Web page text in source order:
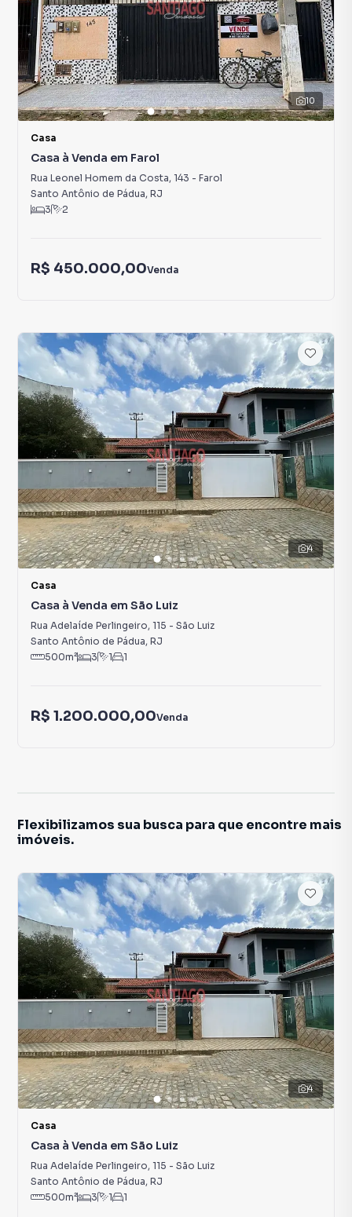
10
Casa
Casa à Venda em Farol
Rua Leonel Homem da Costa, 143 - Farol
Santo Antônio de Pádua, RJ
3
2
R$ 450.000,00Venda
4
Casa
Casa à Venda em São Luiz
Rua Adelaíde Perlingeiro, 115 - São Luiz
Santo Antônio de Pádua, RJ
500m² 3 1 1
R$ 1.200.000,00Venda
Flexibilizamos sua busca para que encontre mais
imóveis.
4
Casa
Casa à Venda em São Luiz
Rua Adelaíde Perlingeiro, 115 - São Luiz
Santo Antônio de Pádua, RJ
500m² 3 1 1